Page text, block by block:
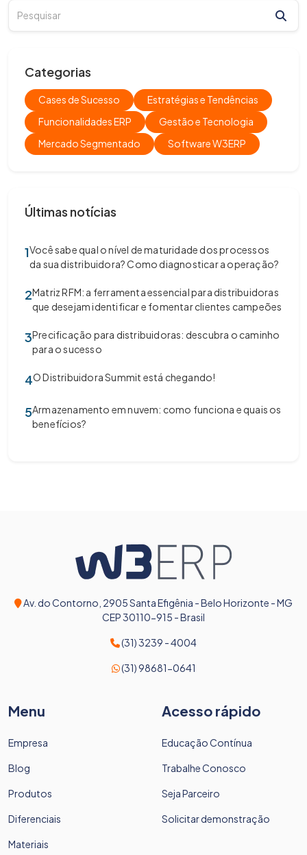
Categorias
Cases de Sucesso
Estratégias e Tendências
Funcionalidades ERP
Gestão e Tecnologia
Mercado Segmentado
Software W3ERP
Últimas notícias
1Você sabe qual o nível de maturidade dos processos
da sua distribuidora? Como diagnosticar a operação?
2Matriz RFM: a ferramenta essencial para distribuidoras
que desejam identificar e fomentar clientes campeões
3Precificação para distribuidoras: descubra o caminho
para o sucesso
4O Distribuidora Summit está chegando!
5Armazenamento em nuvem: como funciona e quais os
benefícios?
Av. do Contorno, 2905 Santa Efigênia - Belo Horizonte - MG
CEP 30110-915 - Brasil
(31) 3239 - 4004
(31) 98681-0641
Menu
Empresa
Blog
Produtos
Diferenciais
Materiais
Acesso rápido
Educação Contínua
Trabalhe Conosco
Seja Parceiro
Solicitar demonstração